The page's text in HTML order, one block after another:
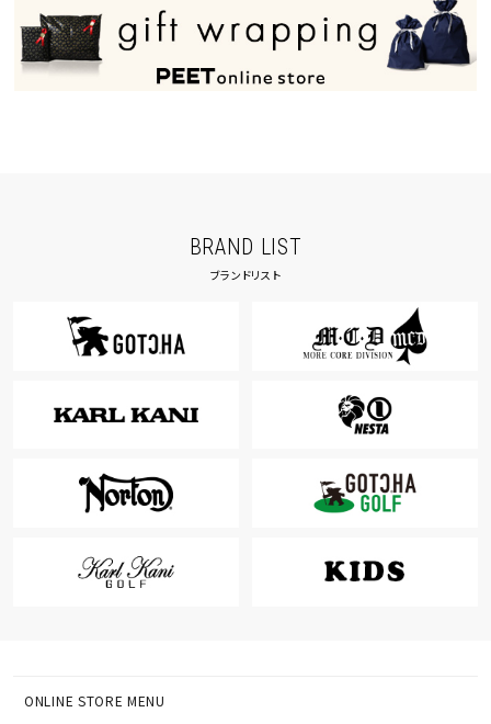
BRAND LIST
ブランドリスト
ONLINE STORE MENU